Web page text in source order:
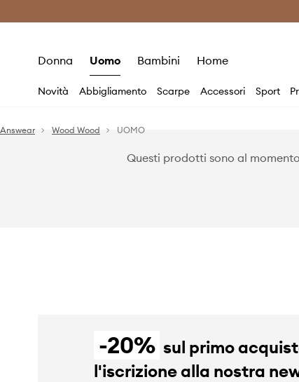
Donna Uomo Bambini Home
Novità Abbigliamento Scarpe Accessori Sport
Answear Wood Wood UOMO
Questi prodotti sono al
-20% sul primo
l'iscrizione alla nostra